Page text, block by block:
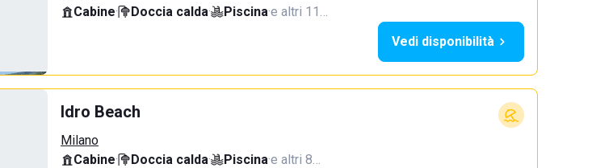
Cabine· Doccia calda· Piscina·e altri 11…
Vedi disponibilità
Idro Beach
Milano
Cabine· Doccia calda· Piscina·e altri 8…